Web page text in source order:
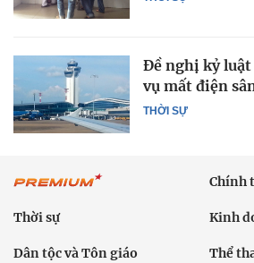
THỜI SỰ
Đề nghị kỷ luật
vụ mất điện
Chính
Thời sự Kinh
Dân tộc và Tôn giáo Thể